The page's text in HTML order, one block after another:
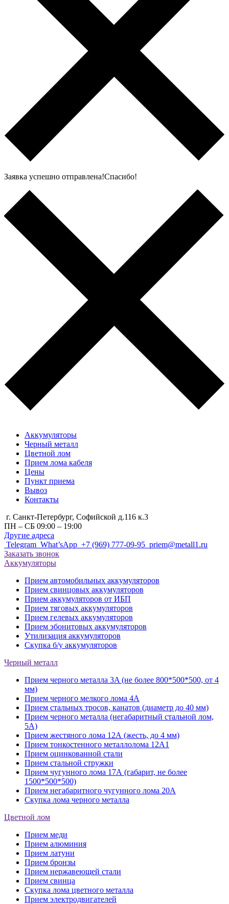
Заявка успешно отправлена!Спасибо!
Аккумуляторы
Черный металл
Цветной лом
Прием лома кабеля
Цены
Пункт приема
Вывоз
Контакты
г. Санкт-Петербург, Cофийской д.116 к.3
ПН – СБ 09:00 – 19:00
Другие адреса
Telegram What’sApp +7 (969) 777-09-95 priem@metall1.ru
Заказать звонок
Аккумуляторы
Прием автомобильных аккумуляторов
Прием свинцовых аккумуляторов
Прием аккумуляторов от ИБП
Прием тяговых аккумуляторов
Прием гелевых аккумуляторов
Прием эбонитовых аккумуляторов
Утилизация аккумуляторов
Скупка б/у аккумуляторов
Черный металл
Прием черного металла 3A (не более 800*500*500, от 4
мм)
Прием черного мелкого лома 4А
Прием стальных тросов, канатов (диаметр до 40 мм)
Прием черного металла (негабаритный стальной лом,
5A)
Прием жестяного лома 12А (жесть, до 4 мм)
Прием тонкостенного металлолома 12А1
Прием оцинкованной стали
Прием стальной стружки
Прием чугунного лома 17А (габарит, не более
1500*500*500)
Прием негабаритного чугунного лома 20А
Скупка лома черного металла
Цветной лом
Прием меди
Прием алюминия
Прием латуни
Прием бронзы
Прием нержавеющей стали
Прием свинца
Скупка лома цветного металла
Прием электродвигателей